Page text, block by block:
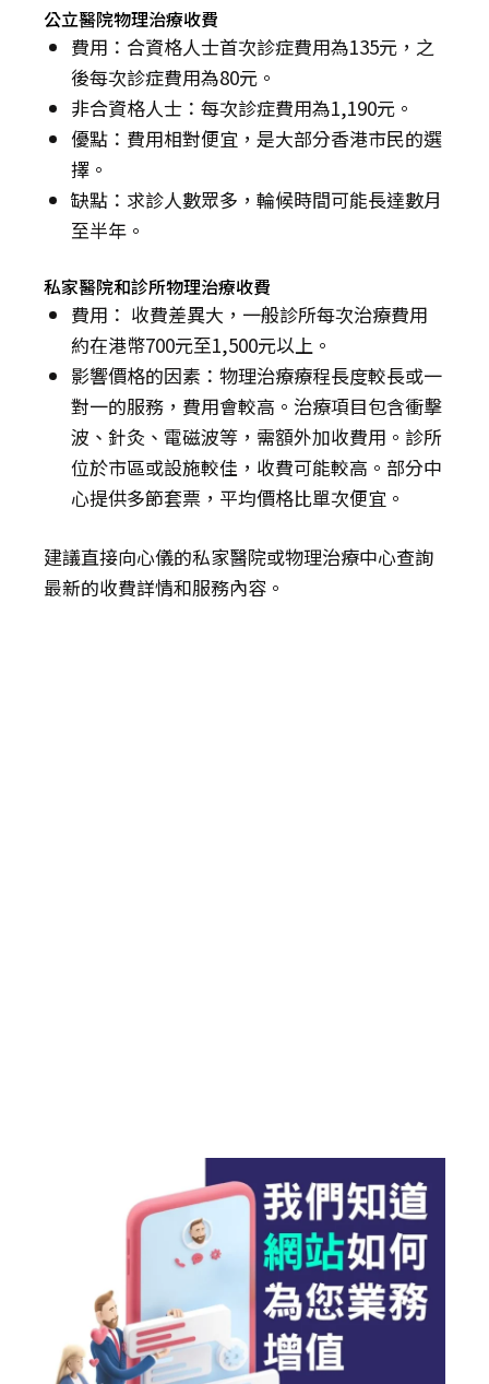
公立醫院物理治療收費
費用：合資格人士首次診症費用為135元，之
後每次診症費用為80元。
非合資格人士：每次診症費用為1,190元。
優點：費用相對便宜，是大部分香港市民的選
擇。
缺點：求診人數眾多，輪候時間可能長達數月
至半年。
私家醫院和診所物理治療收費
費用： 收費差異大，一般診所每次治療費用
約在港幣700元至1,500元以上。
影響價格的因素：物理治療療程長度較長或一
對一的服務，費用會較高。治療項目包含衝擊
波、針灸、電磁波等，需額外加收費用。診所
位於市區或設施較佳，收費可能較高。部分中
心提供多節套票，平均價格比單次便宜。
建議直接向心儀的私家醫院或物理治療中心查詢
最新的收費詳情和服務內容。